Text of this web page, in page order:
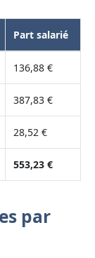
Part salarié
136,88 €
387,83 €
28,52 €
553,23 €
par